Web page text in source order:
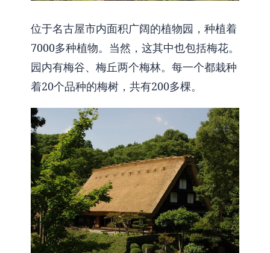
位于名古屋市内面积广阔的植物园，种植着
7000多种植物。当然，这其中也包括梅花。
园内有梅谷、梅丘两个梅林。每一个都栽种
着20个品种的梅树，共有200多棵。